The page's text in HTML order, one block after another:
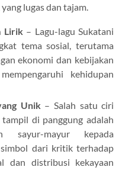
lugas dan tajam.
Lirik– Lagu-lagu Sukatani
tema sosial, terutama
ekonomi dan kebijakan
kehidupan
Unik– Salah satu ciri
di panggung adalah
sayur-mayur kepada
dari kritik terhadap
dan distribusi kekayaan